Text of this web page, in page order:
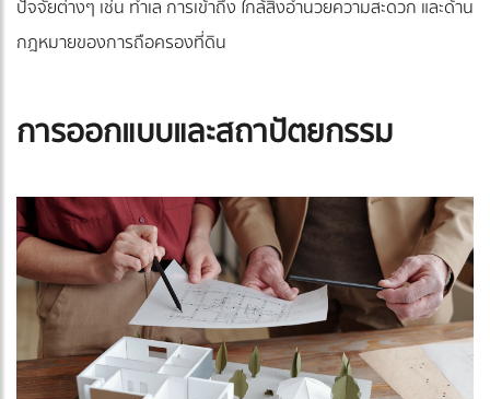
ปัจจัยต่างๆ เช่น ทำเล การเข้าถึง ใกล้สิ่งอำนวยความสะดวก และด้าน
กฎหมายของการถือครองที่ดิน
การออกแบบและสถาปัตยกรรม